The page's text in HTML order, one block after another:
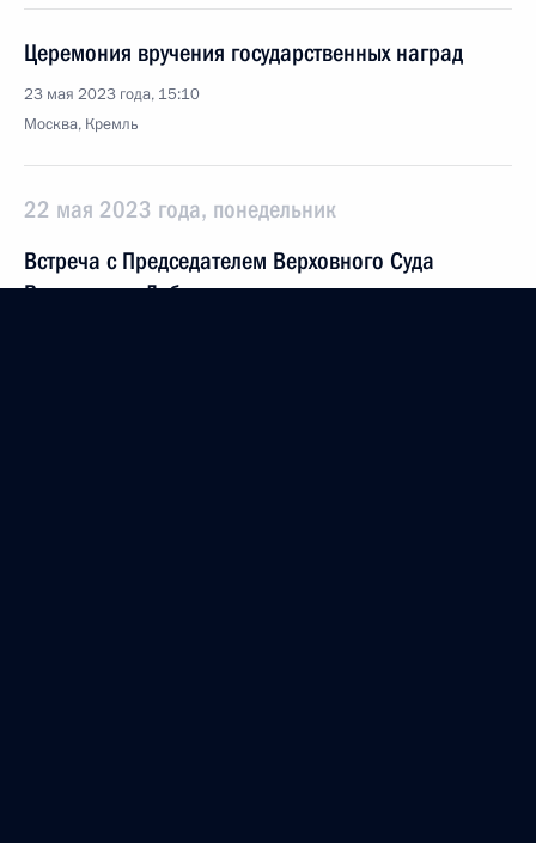
Церемония вручения государственных наград
23 мая 2023 года, 15:10
Москва, Кремль
22 мая 2023 года, понедельник
Встреча с Председателем Верховного Суда
Вячеславом Лебедевым